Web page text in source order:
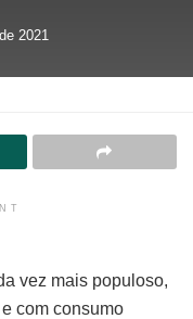
2021
vez mais populoso,
com consumo